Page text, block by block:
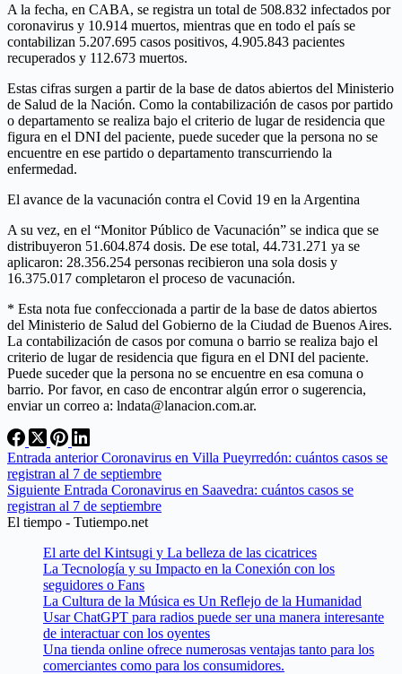
A la fecha, en CABA, se registra un total de 508.832 infectados por
coronavirus y 10.914 muertos, mientras que en todo el país se
contabilizan 5.207.695 casos positivos, 4.905.843 pacientes
recuperados y 112.673 muertos.
Estas cifras surgen a partir de la base de datos abiertos del Ministerio
de Salud de la Nación. Como la contabilización de casos por partido
o departamento se realiza bajo el criterio de lugar de residencia que
figura en el DNI del paciente, puede suceder que la persona no se
encuentre en ese partido o departamento transcurriendo la
enfermedad.
El avance de la vacunación contra el Covid 19 en la Argentina
A su vez, en el “Monitor Público de Vacunación” se indica que se
distribuyeron 51.604.874 dosis. De ese total, 44.731.271 ya se
aplicaron: 28.356.254 personas recibieron una sola dosis y
16.375.017 completaron el proceso de vacunación.
* Esta nota fue confeccionada a partir de la base de datos abiertos
del Ministerio de Salud del Gobierno de la Ciudad de Buenos Aires.
La contabilización de casos por comuna o barrio se realiza bajo el
criterio de lugar de residencia que figura en el DNI del paciente.
Puede suceder que la persona no se encuentre en esa comuna o
barrio. Por favor, en caso de encontrar algún error o sugerencia,
enviar un correo a: lndata@lanacion.com.ar.
Entrada anteriorCoronavirus en Villa Pueyrredón: cuántos casos se
registran al 7 de septiembre
Siguiente Entrada Coronavirus en Saavedra: cuántos casos se
registran al 7 de septiembre
El tiempo - Tutiempo.net
El arte del Kintsugi y La belleza de las cicatrices
La Tecnología y su Impacto en la Conexión con los
seguidores o Fans
La Cultura de la Música es Un Reflejo de la Humanidad
Usar ChatGPT para radios puede ser una manera interesante
de interactuar con los oyentes
Una tienda online ofrece numerosas ventajas tanto para los
comerciantes como para los consumidores.